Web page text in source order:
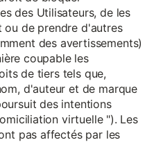
des Utilisateurs, de les
ou de prendre d'autres
des avertissements)
coupable les
de tiers tels que,
d'auteur et de marque
des intentions
virtuelle "). Les
pas affectés par les